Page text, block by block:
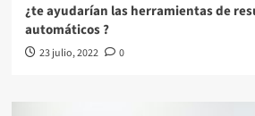
¿te ayudarían las herramientas de
automáticos ?
23 julio, 2022 0